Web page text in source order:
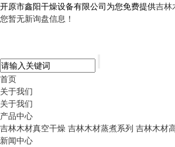
开原市鑫阳干燥设备有限公司为您免费提供吉林
您暂无新询盘信息！
首页
关于我们
关于我们
产品中心
吉林木材真空干燥 吉林木材蒸煮系列 吉林木材
新闻中心